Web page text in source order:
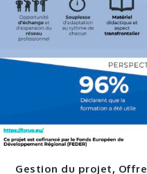
Gestion du projet,